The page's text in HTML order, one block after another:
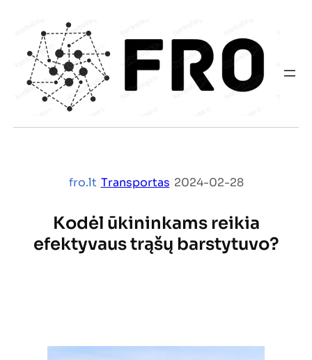
turinio
fro.lt Transportas 2024-02-28
Kodėl ūkininkams reikia
efektyvaus trąšų barstytuvo?